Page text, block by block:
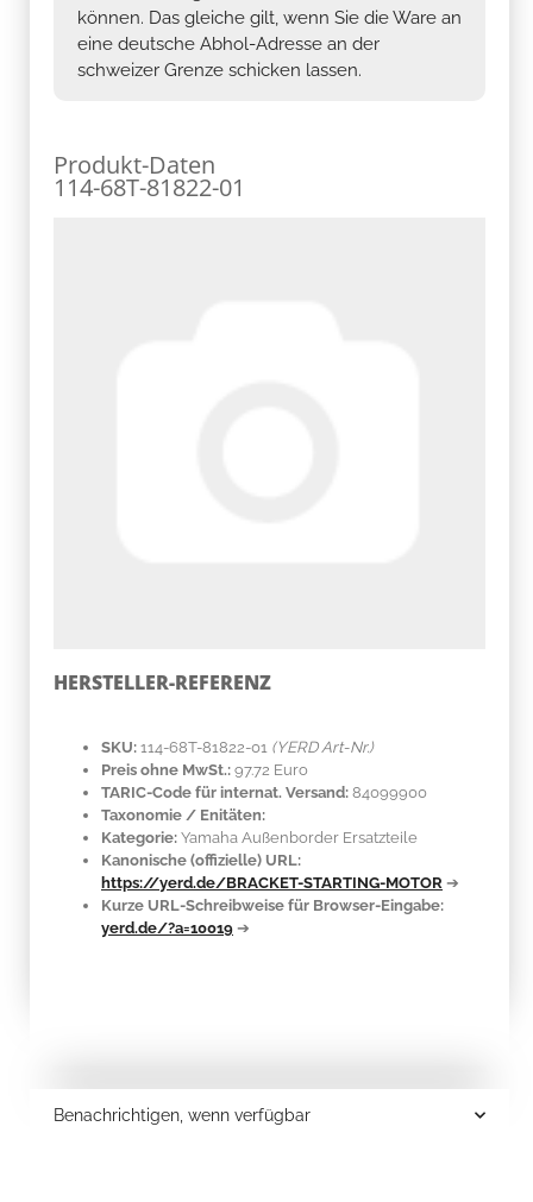
können. Das gleiche gilt, wenn Sie die Ware an
eine deutsche Abhol-Adresse an der
schweizer Grenze schicken lassen.
Produkt-Daten
114-68T-81822-01
HERSTELLER-REFERENZ
SKU: 114-68T-81822-01 (YERD Art-Nr.)
Preis ohne MwSt.: 97.72 Euro
TARIC-Code für internat. Versand: 84099900
Taxonomie / Enitäten:
Kategorie: Yamaha Außenborder Ersatzteile
Kanonische (offizielle) URL:
https://yerd.de/BRACKET-STARTING-MOTOR ➔
Kurze URL-Schreibweise für Browser-Eingabe:
yerd.de/?a=10019 ➔
Benachrichtigen, wenn verfügbar